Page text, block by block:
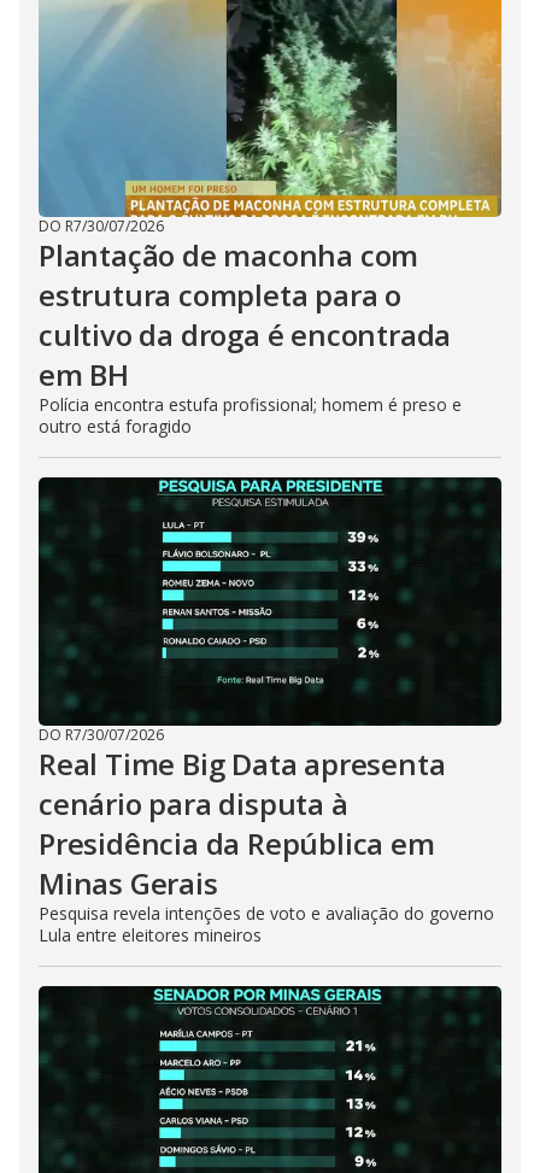
DO R7/30/07/2026
Plantação de maconha com
estrutura completa para o
cultivo da droga é encontrada
em BH
Polícia encontra estufa profissional; homem é preso e
outro está foragido
DO R7/30/07/2026
Real Time Big Data apresenta
cenário para disputa à
Presidência da República em
Minas Gerais
Pesquisa revela intenções de voto e avaliação do governo
Lula entre eleitores mineiros